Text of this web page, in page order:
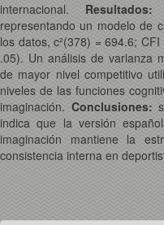
internacional. Resultados:
representando un modelo de
los datos, c²(378) = 694.6;
.05). Un análisis de varianza
de mayor nivel competitivo
niveles de las funciones
imaginación. Conclusiones:
indica que la versión
imaginación mantiene la
consistencia interna en